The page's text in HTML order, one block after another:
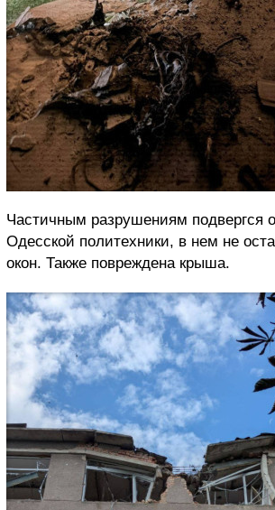
Частичным разрушениям подвергся
Одесской политехники, в нем не
окон. Также повреждена крыша.